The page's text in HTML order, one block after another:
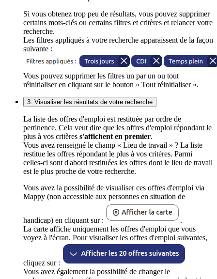
Si vous obtenez trop peu de résultats, vous pouvez supprimer
certains mots-clés ou certains filtres et critères et relancer votre
recherche.
Les filtres appliqués à votre recherche apparaissent de la façon
suivante :
Vous pouvez supprimer les filtres un par un ou tout
réinitialiser en cliquant sur le bouton « Tout réinitialiser ».
3. Visualiser les résultats de votre recherche
La liste des offres d'emploi est restituée par ordre de
pertinence. Cela veut dire que les offres d'emploi répondant le
plus à vos critères s'affichent en premier.
Vous avez renseigné le champ « Lieu de travail » ? La liste
restitue les offres répondant le plus à vos critères. Parmi
celles-ci sont d'abord restituées les offres dont le lieu de travail
est le plus proche de votre recherche.
Vous avez la possibilité de visualiser ces offres d'emploi via
Mappy (non accessible aux personnes en situation de
handicap) en cliquant sur :
.
La carte affiche uniquement les offres d'emploi que vous
voyez à l'écran. Pour visualiser les offres d'emploi suivantes,
cliquez sur :
Vous avez également la possibilité de changer le